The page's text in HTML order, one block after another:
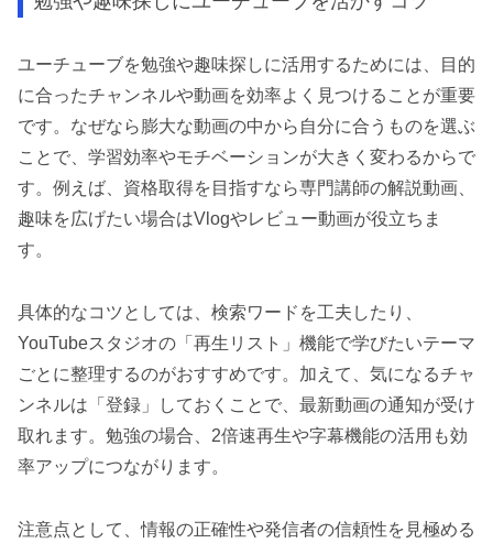
ユーチューブを勉強や趣味探しに活用するためには、目的
に合ったチャンネルや動画を効率よく見つけることが重要
です。なぜなら膨大な動画の中から自分に合うものを選ぶ
ことで、学習効率やモチベーションが大きく変わるからで
す。例えば、資格取得を目指すなら専門講師の解説動画、
趣味を広げたい場合はVlogやレビュー動画が役立ちま
す。
具体的なコツとしては、検索ワードを工夫したり、
YouTubeスタジオの「再生リスト」機能で学びたいテーマ
ごとに整理するのがおすすめです。加えて、気になるチャ
ンネルは「登録」しておくことで、最新動画の通知が受け
取れます。勉強の場合、2倍速再生や字幕機能の活用も効
率アップにつながります。
注意点として、情報の正確性や発信者の信頼性を見極める